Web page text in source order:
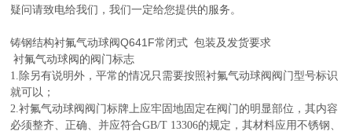
疑问请致电给我们，我们一定给您提供的服务。
铸钢结构衬氟气动球阀Q641F常闭式 包装及发货要求
衬氟气动球阀的阀门标志
1.除另有说明外，平常的情况只需要按照衬氟气动球阀阀门型号标识
就可以；
2.衬氟气动球阀阀门标牌上应牢固地固定在阀门的明显部位，其内容
必须整齐、正确、并应符合GB/T 13306的规定，其材料应用不锈钢、